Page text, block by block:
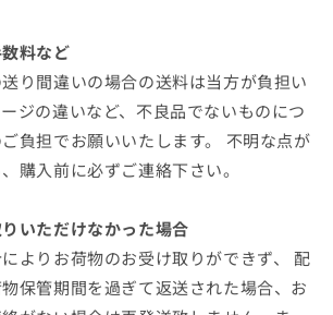
料など
り間違いの場合の送料は当方が負担い
ジの違いなど、不良品でないものにつ
負担でお願いいたします。 不明な点が
購入前に必ずご連絡下さい。
いただけなかった場合
より お荷物のお受け取りができず、 配
保管期間を過ぎて返送された場合、お